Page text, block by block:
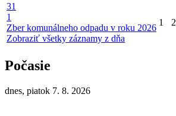
31
1
Zber komunálneho odpadu v roku 2026
Zobraziť všetky záznamy z dňa
1 2
Počasie
dnes, piatok 7. 8. 2026